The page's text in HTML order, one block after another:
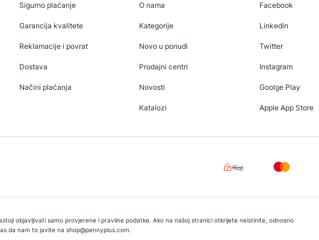
Sigurno plaćanje
Garancija kvalitete
Reklamacije i povrat
Dostava
Načini plaćanja
O nama
Kategorije
Novo u ponudi
Prodajni centri
Novosti
Katalozi
Facebook
Linkedin
Twitter
Instagram
Goolge Play
Apple App Store
objavljivati samo provjerene i pravilne podatke. Ako na našoj stranici otkrijete neistinite, odnosno
da nam to javite na shop@pennyplus.com.